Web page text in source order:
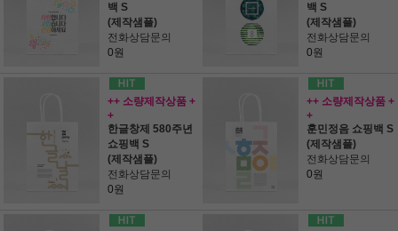
백 S
(제작샘플)
전화상담문의
0원
백 S
(제작샘플)
전화상담문의
0원
++ 소량제작상품 +
+
한글창제 580주년
쇼핑백 S
(제작샘플)
전화상담문의
0원
++ 소량제작상품 +
+
훈민정음 쇼핑백 S
(제작샘플)
전화상담문의
0원